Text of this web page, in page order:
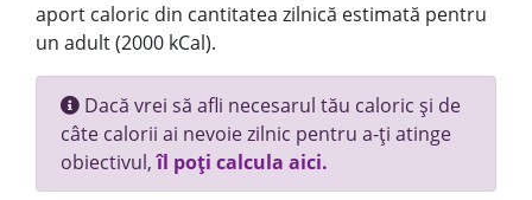
aport caloric din cantitatea zilnică estimată pentru
un adult (2000 kCal).
Dacă vrei să afli necesarul tău caloric și de
câte calorii ai nevoie zilnic pentru a-ți atinge
obiectivul,îl poți calcula aici.